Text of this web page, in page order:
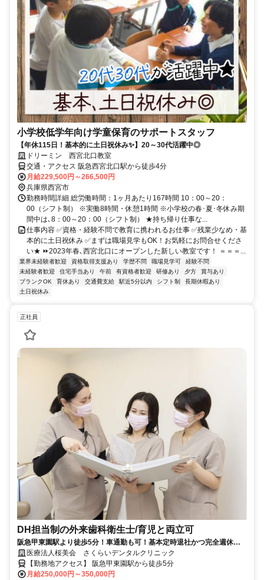
小学校低学年向け学童保育のサポートスタッフ
【年休115日！基本的に土日祝休み✨】20～30代活躍中◎
ドリーミン 西宮北口教室
交通・アクセス 阪急西宮北口駅から徒歩4分
月給229,500円～266,500円
兵庫県西宮市
勤務時間詳細 総労働時間：1ヶ月あたり167時間 10：00～20：
00（シフト制） ※実働8時間・休憩1時間 ※小学校の春･夏･冬休み期
間中は､8：00～20：00（シフト制） ★持ち帰り仕事な...
仕事内容 ✅資格・経験不問で教育に携われるお仕事 ✅残業少なめ・基
本的に土日祝休み ✅まずは職場見学もOK！お気軽にお問合せくださ
い★ ⏩2023年春､西宮北口にオープンした新しい教室です！ ＝＝＝...
業界未経験者歓迎 資格取得支援あり 学歴不問 職場見学可
経験不問
未経験者歓迎
住宅手当あり 午前 有資格者歓迎 研修あり 夕方
賞与あり
ブランクOK
育休あり 交通費支給 駅近5分以内 シフト制
長期休暇あり
土日祝休み
正社員
DH担当制の外来歯科衛生士/育児と両立可
阪急甲東園駅より徒歩5分！車通勤も可！基本定時退社かつ完全週休二
日制で勤務可能です！
医療法人桜美会 さくらいデンタルクリニック
【勤務地アクセス】 阪急甲東園駅から徒歩5分
月給250,000円～350,000円